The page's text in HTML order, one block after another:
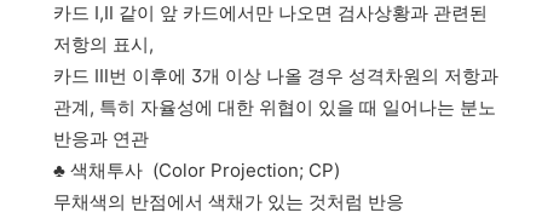
카드 Ⅰ,Ⅱ 같이 앞 카드에서만 나오면 검사상황과 관련된
저항의 표시,
카드 Ⅲ번 이후에 3개 이상 나올 경우 성격차원의 저항과
관계, 특히 자율성에 대한 위협이 있을 때 일어나는 분노
반응과 연관
♣ 색채투사 (Color Projection; CP)
무채색의 반점에서 색채가 있는 것처럼 반응